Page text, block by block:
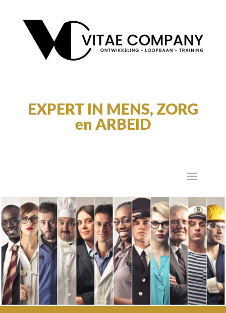
EXPERT IN MENS, ZORG
en ARBEID